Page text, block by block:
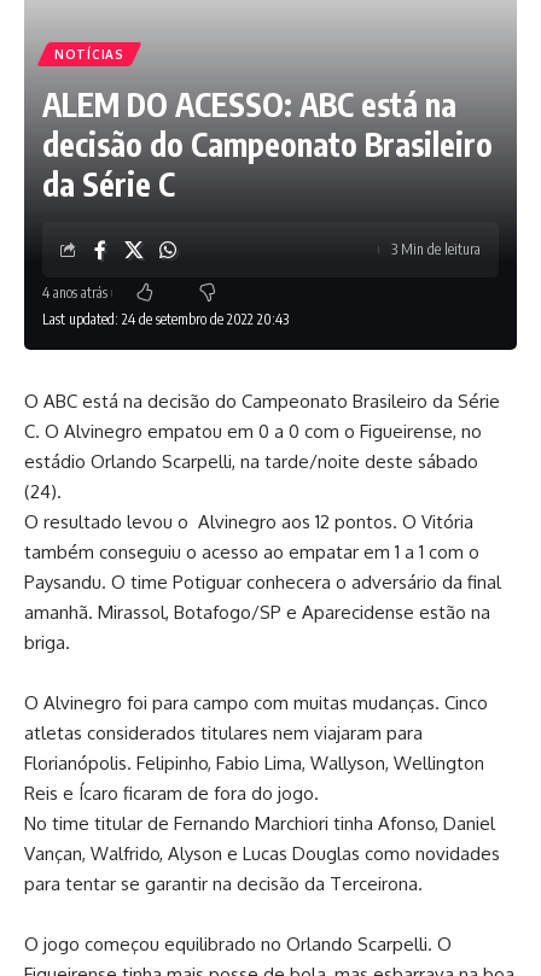
NOTÍCIAS
ALEM DO ACESSO: ABC está na
decisão do Campeonato Brasileiro
da Série C
Last updated: 24 de setembro de 2022 20:43
4 anos atrás
3 Min de leitura
O ABC está na decisão do Campeonato Brasileiro da Série
C. O Alvinegro empatou em 0 a 0 com o Figueirense, no
estádio Orlando Scarpelli, na tarde/noite deste sábado
(24).
O resultado levou o Alvinegro aos 12 pontos. O Vitória
também conseguiu o acesso ao empatar em 1 a 1 com o
Paysandu. O time Potiguar conhecera o adversário da final
amanhã. Mirassol, Botafogo/SP e Aparecidense estão na
briga.
O Alvinegro foi para campo com muitas mudanças. Cinco
atletas considerados titulares nem viajaram para
Florianópolis. Felipinho, Fabio Lima, Wallyson, Wellington
Reis e Ícaro ficaram de fora do jogo.
No time titular de Fernando Marchiori tinha Afonso, Daniel
Vançan, Walfrido, Alyson e Lucas Douglas como novidades
para tentar se garantir na decisão da Terceirona.
O jogo começou equilibrado no Orlando Scarpelli. O